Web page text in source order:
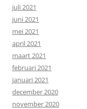
juli 2021
juni 2021
mei 2021
april 2021
maart 2021
februari 2021
januari 2021
december 2020
november 2020